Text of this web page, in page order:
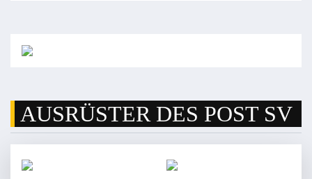
AUSRÜSTER DES POST SV